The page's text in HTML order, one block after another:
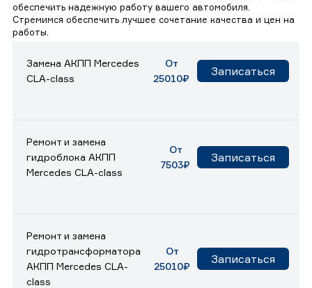
обеспечить надежную работу вашего автомобиля.
Стремимся обеспечить лучшее сочетание качества и цен на
работы.
Замена АКПП Mercedes
CLA-class
От
25010₽
Записаться
Ремонт и замена
гидроблока АКПП
Mercedes CLA-class
От
7503₽
Записаться
Ремонт и замена
гидротрансформатора
АКПП Mercedes CLA-
class
От
25010₽
Записаться